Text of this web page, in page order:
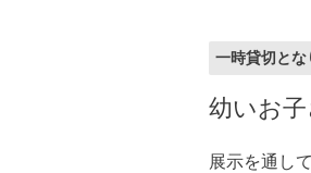
一時貸切とな
幼いお子
展示を通し